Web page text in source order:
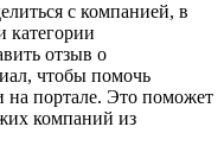
с компанией, в
категории
отзыв о
чтобы помочь
на портале. Это поможет
компаний из